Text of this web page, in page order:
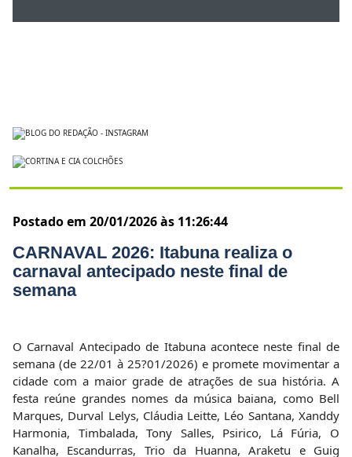
Postado em 20/01/2026 às 11:26:44
CARNAVAL 2026: Itabuna realiza o
carnaval antecipado neste final de
semana
O Carnaval Antecipado de Itabuna acontece neste final de
semana (de 22/01 à 25?01/2026) e promete movimentar a
cidade com a maior grade de atrações de sua história. A
festa reúne grandes nomes da música baiana, como Bell
Marques, Durval Lelys, Cláudia Leitte, Léo Santana, Xanddy
Harmonia, Timbalada, Tony Salles, Psirico, Lá Fúria, O
Kanalha, Escandurras, Trio da Huanna, Araketu e Guig